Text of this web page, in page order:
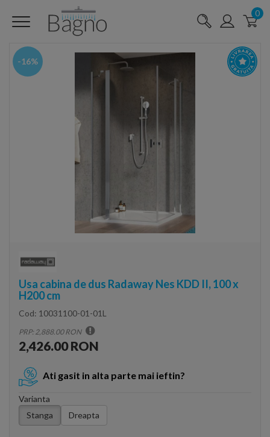
0
-16%
Usa cabina de dus Radaway Nes KDD II, 100 x
H200 cm
Cod: 10031100-01-01L
PRP: 2,888.00 RON
2,426.00 RON
Ati gasit in alta parte mai ieftin?
Varianta
Stanga
Dreapta